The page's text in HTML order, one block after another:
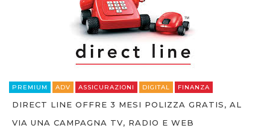
PREMIUM ADV ASSICURAZIONI DIGITAL FINANZA
DIRECT LINE OFFRE 3 MESI POLIZZA GRATIS, AL
VIA UNA CAMPAGNA TV, RADIO E WEB